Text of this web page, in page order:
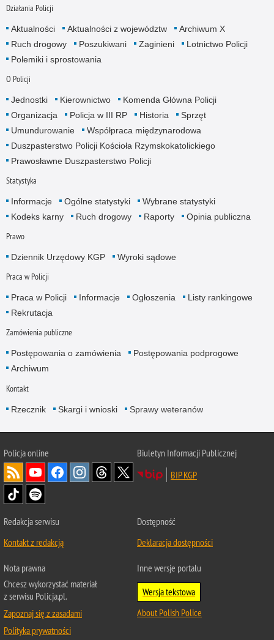
Działania Policji
Aktualności Aktualności z województw
Archiwum X
Ruch drogowy
Poszukiwani Zaginieni
Lotnictwo Policji
Polemiki i sprostowania
O Policji
Jednostki Kierownictwo
Komenda Główna Policji
Organizacja
Policja w III RP Historia
Sprzęt
Umundurowanie
Współpraca międzynarodowa
Duszpasterstwo Policji Kościoła Rzymskokatolickiego
Prawosławne Duszpasterstwo Policji
Statystyka
Informacje Ogólne statystyki
Wybrane statystyki
Kodeks karny
Ruch drogowy Raporty Opinia publiczna
Prawo
Dziennik Urzędowy KGP Wyroki sądowe
Praca w Policji
Praca w Policji Informacje Ogłoszenia
Listy rankingowe
Rekrutacja
Zamówienia publiczne
Postępowania o zamówienia
Postępowania podprogowe
Archiwum
Kontakt
Rzecznik Skargi i wnioski Sprawy weteranów
Policjaonline
Biuletyn Informacji Publicznej
BIP KGP
Redakcja serwisu
Kontakt z redakcją
Dostępność
Deklaracja dostępności
Nota prawna
Chcesz wykorzystać materiał
z serwisu Policja.pl.
Zapoznaj się z zasadami
Polityka prywatności
Inne wersje portalu
Wersja tekstowa
About Polish Police